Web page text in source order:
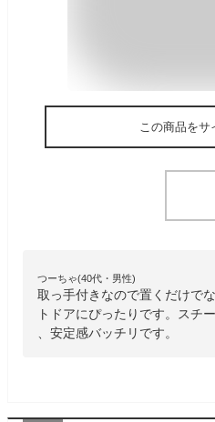
この商品をサ
つーちゃ(40代・男性)
取っ手付きなので置くだけで
トドアにぴったりです。スチ
、安定感バッチリです。